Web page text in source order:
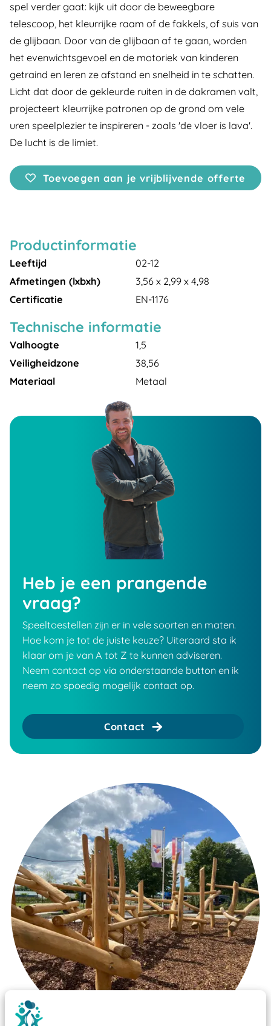
spel verder gaat: kijk uit door de beweegbare
telescoop, het kleurrijke raam of de fakkels, of suis van
de glijbaan. Door van de glijbaan af te gaan, worden
het evenwichtsgevoel en de motoriek van kinderen
getraind en leren ze afstand en snelheid in te schatten.
Licht dat door de gekleurde ruiten in de dakramen valt,
projecteert kleurrijke patronen op de grond om vele
uren speelplezier te inspireren - zoals 'de vloer is lava'.
De lucht is de limiet.
Toevoegen aan je vrijblijvende offerte
Productinformatie
Leeftijd
02-12
Afmetingen (lxbxh)
3,56 x 2,99 x 4,98
Certificatie
EN-1176
Technische informatie
Valhoogte
1,5
Veiligheidzone
38,56
Materiaal
Metaal
Heb je een prangende
vraag?
Speeltoestellen zijn er in vele soorten en maten.
Hoe kom je tot de juiste keuze? Uiteraard sta ik
klaar om je van A tot Z te kunnen adviseren.
Neem contact op via onderstaande button en ik
neem zo spoedig mogelijk contact op.
Contact